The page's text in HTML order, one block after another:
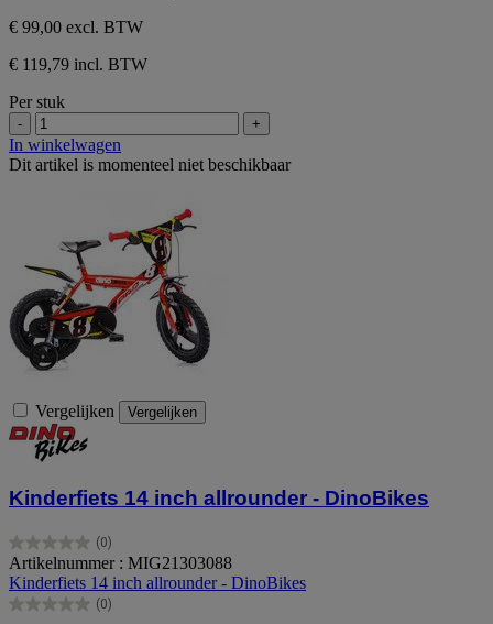
€ 99,00 excl. BTW
€ 119,79 incl. BTW
Per stuk
- +
In winkelwagen
Dit artikel is momenteel niet beschikbaar
Vergelijken Vergelijken
Kinderfiets 14 inch allrounder - DinoBikes
(0)
0.0
van
de
5
Artikelnummer : MIG21303088
Kinderfiets 14 inch allrounder - DinoBikes
(0)
0.0